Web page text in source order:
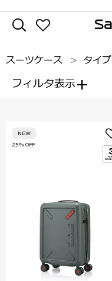
スーツケース タイプ
フィルタ表示+
25% OFF
NEW